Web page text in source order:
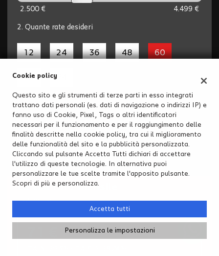
2.500 € 4.499 €
2. Quante rate desideri
12 24 36 48 60
72 84
3. Aggiungi l'assicurazione
L'importo del premio è finanziato nel prestito. Tutela il
tuo rimborso. Maggiori informazioni sulla polizza.
Si, sono interessato
No, non sono interessato
La tua rata mensile
(IVA inclusa)
Cookie policy
Questo sito e gli strumenti di terze parti in esso integrati
trattano dati personali (es. dati di navigazione o indirizzi IP) e
fanno uso di Cookie, Pixel, Tags o altri identificatori
necessari per il funzionamento e per il raggiungimento delle
finalità descritte nella cookie policy, tra cui il miglioramento
delle funzionalità del sito e la pubblicità personalizzata.
Cliccando sul pulsante Accetta Tutti dichiari di accettare
l'utilizzo di queste tecnologie. In alternativa puoi
personalizzare le tue scelte tramite l'apposito pulsante.
Scopri di più e personalizza.
Accetta tutti
Personalizza le impostazioni